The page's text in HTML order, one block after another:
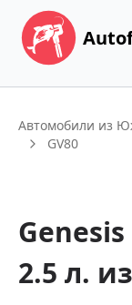
Автомобили из
GV80
Genesis
2.5 л.